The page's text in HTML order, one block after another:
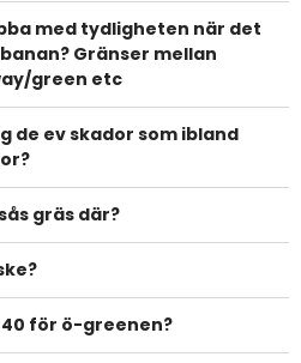
med tydligheten när det
Gränser mellan
green etc
de ev skador som ibland
gräs där?
för ö-greenen?